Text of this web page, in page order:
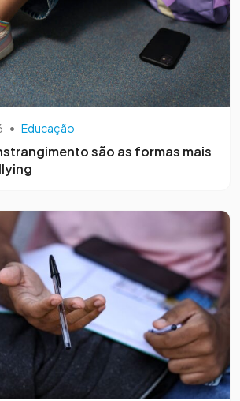
• Educação
são as formas mais